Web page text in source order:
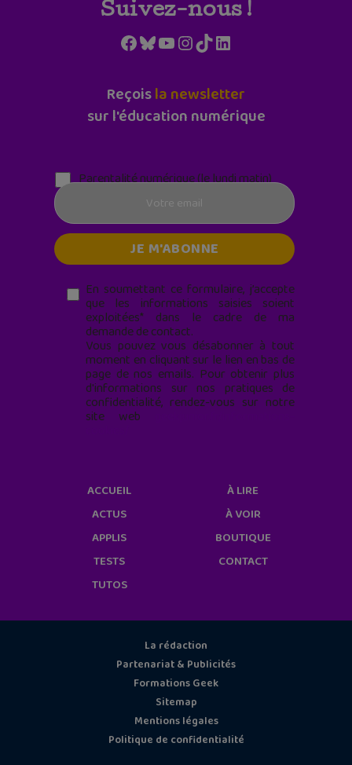
Suivez-nous !
Facebook
Bluesky
YouTube
Instagram
TikTokLinkedIn
Reçoisla newsletter
sur l'éducation numérique
Parentalité numérique (le lundi matin)
En soumettant ce formulaire, j’accepte
que les informations saisies soient
exploitées* dans le cadre de ma
demande de contact.
Vous pouvez vous désabonner à tout
moment en cliquant sur le lien en bas de
page de nos emails. Pour obtenir plus
d'informations sur nos pratiques de
confidentialité, rendez-vous sur notre
site web
ACCUEIL
ACTUS
APPLIS
TESTS
TUTOS
À LIRE
À VOIR
BOUTIQUE
CONTACT
La rédaction
Partenariat & Publicités
Formations Geek
Sitemap
Mentions légales
Politique de confidentialité